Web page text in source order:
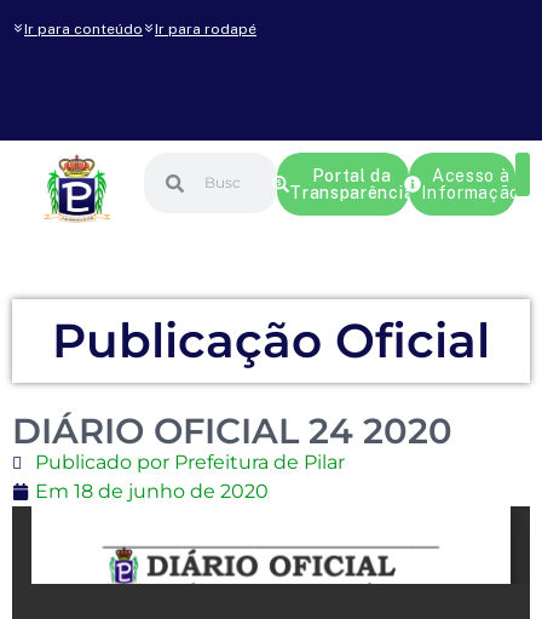
Ir para conteúdo Ir para rodapé
Portal da
Transparência
Acesso à
Informação
Publicação Oficial
DIÁRIO OFICIAL 24 2020
Publicado por Prefeitura de Pilar
Em 18 de junho de 2020